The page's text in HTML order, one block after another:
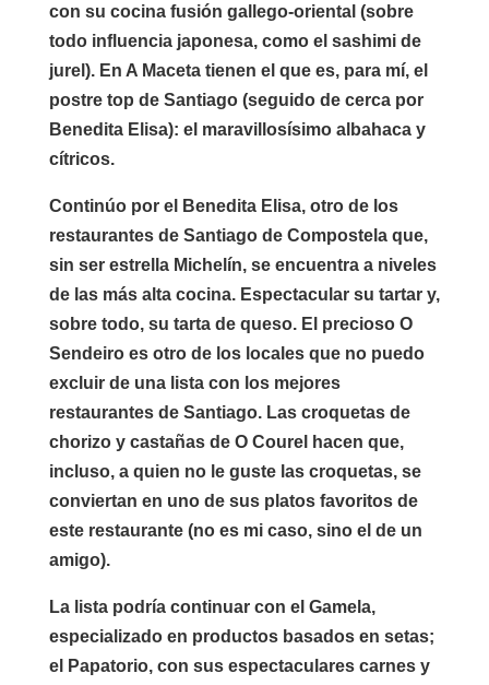
con su cocina fusión gallego-oriental (sobre
todo influencia japonesa, como el sashimi de
jurel). En A Maceta tienen el que es, para mí, el
postre top de Santiago (seguido de cerca por
Benedita Elisa): el maravillosísimo albahaca y
cítricos.
Continúo por el Benedita Elisa, otro de los
restaurantes de Santiago de Compostela que,
sin ser estrella Michelín, se encuentra a niveles
de las más alta cocina. Espectacular su tartar y,
sobre todo, su tarta de queso. El precioso O
Sendeiro es otro de los locales que no puedo
excluir de una lista con los mejores
restaurantes de Santiago. Las croquetas de
chorizo y castañas de O Courel hacen que,
incluso, a quien no le guste las croquetas, se
conviertan en uno de sus platos favoritos de
este restaurante (no es mi caso, sino el de un
amigo).
La lista podría continuar con el Gamela,
especializado en productos basados en setas;
el Papatorio, con sus espectaculares carnes y